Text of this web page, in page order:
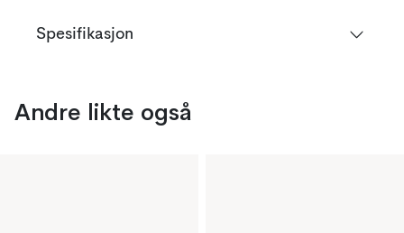
Spesifikasjon
Andre likte også